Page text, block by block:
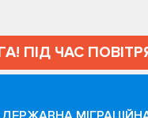
ПІД ЧАС